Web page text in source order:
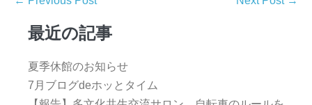
最近の記事
夏季休館のお知らせ
7月ブログdeホッとタイム